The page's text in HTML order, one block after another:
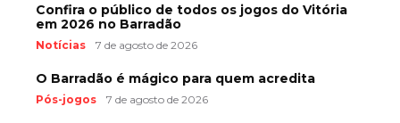
Confira o público de todos os jogos do Vitória
em 2026 no Barradão
Notícias 7 de agosto de 2026
O Barradão é mágico para quem acredita
Pós-jogos 7 de agosto de 2026